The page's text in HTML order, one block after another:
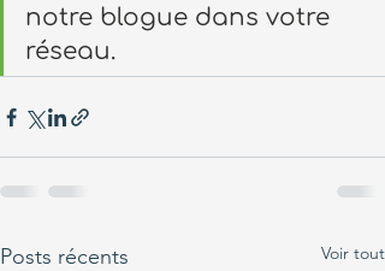
notre blogue dans votre
réseau.
Posts récents Voir tout